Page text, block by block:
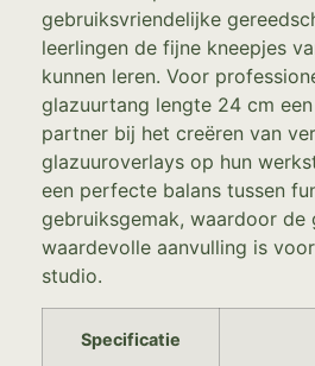
gebruiksvriendelijke
leerlingen de fijne kneepjes
kunnen leren. Voor
glazuurtang lengte 24 cm
partner bij het creëren van
glazuuroverlays op hun
een perfecte balans tussen
gebruiksgemak, waardoor de
waardevolle aanvulling is
studio.
Specificatie